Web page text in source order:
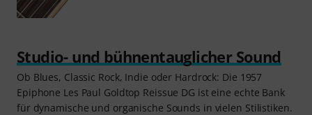
Studio- und bühnentauglicher Sound
Ob Blues, Classic Rock, Indie oder Hardrock: Die 1957
Epiphone Les Paul Goldtop Reissue DG ist eine echte Bank
für dynamische und organische Sounds in vielen Stilistiken.